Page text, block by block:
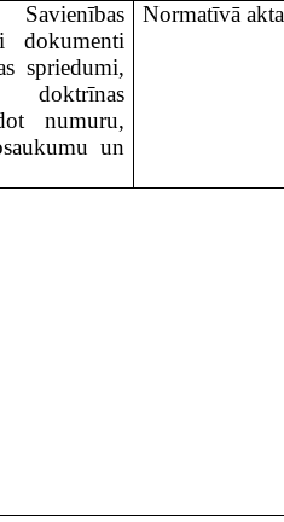
spriedumi,
doktrīnas
numuru,
un
Normatīvā